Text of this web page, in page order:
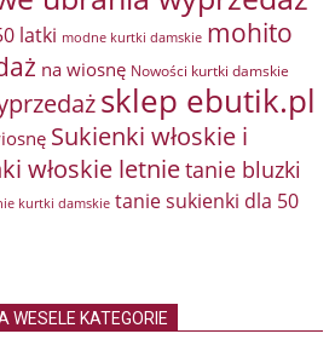
latki modne kurtki damskie mohito
na wiosnę Nowości kurtki damskie
sklep ebutik.pl
Sukienki włoskie i
włoskie letnietanie bluzki
kurtki damskie tanie sukienki dla 50
WESELE KATEGORIE